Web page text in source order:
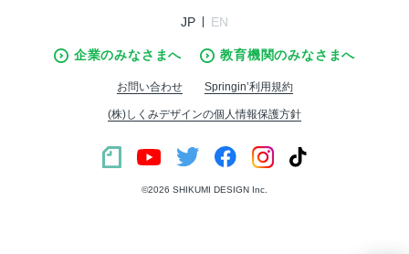
JP EN
企業のみなさまへ 教育機関のみなさまへ
お問い合わせ Springin’利用規約
(株)しくみデザインの個人情報保護方針
©︎2026 SHIKUMI DESIGN Inc.